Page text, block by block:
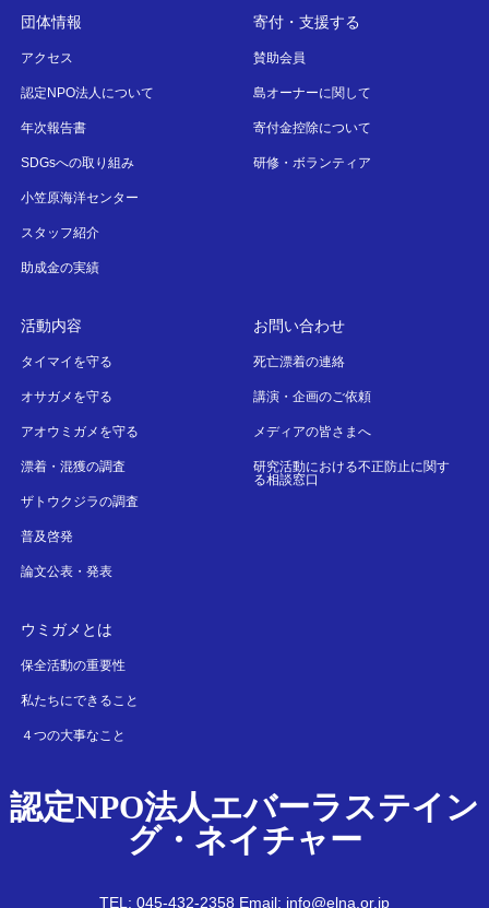
団体情報
アクセス
認定NPO法人について
年次報告書
SDGsへの取り組み
小笠原海洋センター
スタッフ紹介
助成金の実績
寄付・支援する
賛助会員
島オーナーに関して
寄付金控除について
研修・ボランティア
活動内容
タイマイを守る
オサガメを守る
アオウミガメを守る
漂着・混獲の調査
ザトウクジラの調査
普及啓発
論文公表・発表
お問い合わせ
死亡漂着の連絡
講演・企画のご依頼
メディアの皆さまへ
研究活動における不正防止に関す
る相談窓口
ウミガメとは
保全活動の重要性
私たちにできること
４つの大事なこと
認定NPO法人エバーラステイン
グ・ネイチャー
TEL: 045-432-2358 Email: info@elna.or.jp